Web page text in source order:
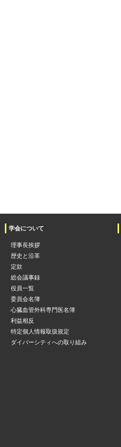
学会について
理事長挨拶
歴史と沿革
定款
総会議事録
役員一覧
委員会名簿
心臓血管外科専門医名簿
利益相反
特定個人情報取扱規定
ダイバーシティへの取り組み